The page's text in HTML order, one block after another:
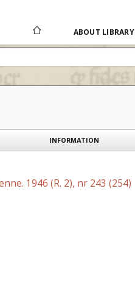
ABOUT LIBRARY
INFORMATION
1946 (R. 2), nr 243 (254)